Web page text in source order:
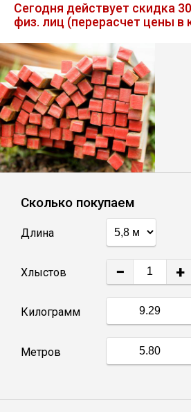
Труба
Лист
Уголок
Балка
Швеллер
Квадрат
Катанка
Сегодня действует скидка
физ. лиц (перерасчет цены в
Сколько покупаем
Длина
Хлыстов − +
Килограмм
Метров